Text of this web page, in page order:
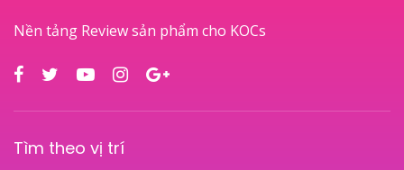
Nền tảng Review sản phẩm cho KOCs
Tìm theo vị trí